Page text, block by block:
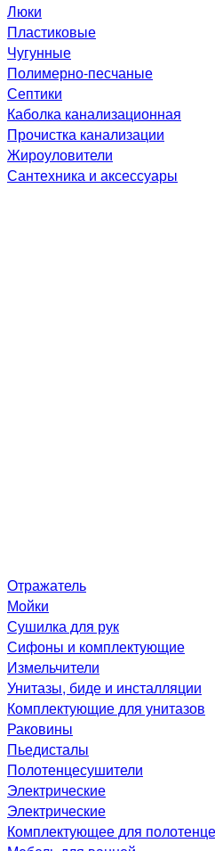
Люки
Пластиковые
Чугунные
Полимерно-песчаные
Септики
Каболка канализационная
Прочистка канализации
Жироуловители
Сантехника и аксессуары
Отражатель
Мойки
Сушилка для рук
Сифоны и комплектующие
Измельчители
Унитазы, биде и инсталляции
Комплектующие для унитазов
Раковины
Пьедисталы
Полотенцесушители
Электрические
Электрические
Комплектующее для